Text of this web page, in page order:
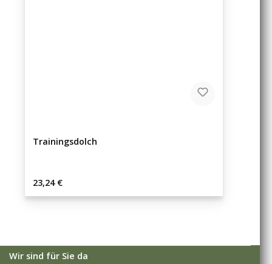
Trainingsdolch
Regulärer Preis:
23,24 €
Wir sind für Sie da